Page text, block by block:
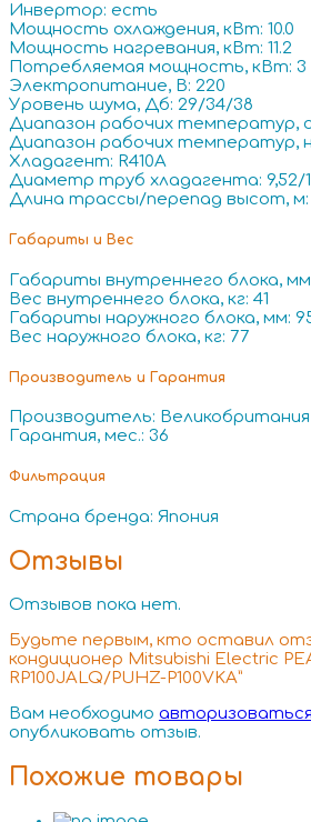
Инвертор: есть
Мощность охлаждения, кВт: 10.0
Мощность нагревания, кВт: 11.2
Потребляемая мощность, кВт: 3
Электропитание, В: 220
Уровень шума, Дб: 29/34/38
Диапазон рабочих температур,
Диапазон рабочих температур,
Хладагент: R410A
Диаметр труб хладагента: 9,52/
Длина трассы/перепад высот, м:
Габариты и Вес
Габариты внутреннего блока, мм:
Вес внутреннего блока, кг: 41
Габариты наружного блока, мм:
Вес наружного блока, кг: 77
Производитель и Гарантия
Производитель: Великобритания
Гарантия, мес.: 36
Фильтрация
Страна бренда: Япония
Отзывы
Отзывов пока нет.
Будьте первым, кто оставил
кондиционер Mitsubishi Electric
RP100JALQ/PUHZ-P100VKA”
Вам необходимо авторизоваться
опубликовать отзыв.
Похожие товары